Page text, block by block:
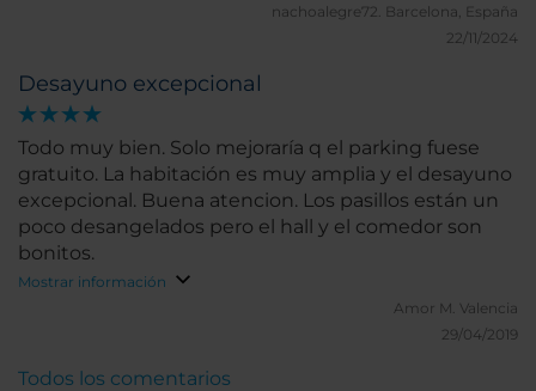
nachoalegre72. Barcelona, España
22/11/2024
Desayuno excepcional
Todo muy bien. Solo mejoraría q el parking fuese
gratuito. La habitación es muy amplia y el desayuno
excepcional. Buena atencion. Los pasillos están un
poco desangelados pero el hall y el comedor son
bonitos.
Mostrar información
Amor M. Valencia
29/04/2019
Todos los comentarios